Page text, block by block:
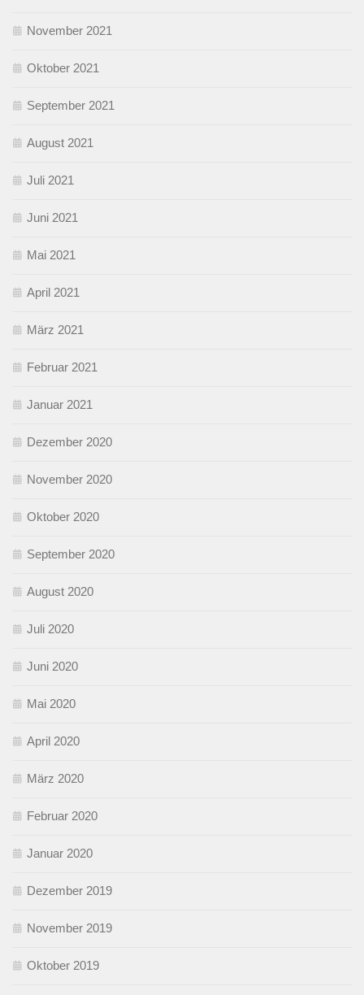
November 2021
Oktober 2021
September 2021
August 2021
Juli 2021
Juni 2021
Mai 2021
April 2021
März 2021
Februar 2021
Januar 2021
Dezember 2020
November 2020
Oktober 2020
September 2020
August 2020
Juli 2020
Juni 2020
Mai 2020
April 2020
März 2020
Februar 2020
Januar 2020
Dezember 2019
November 2019
Oktober 2019